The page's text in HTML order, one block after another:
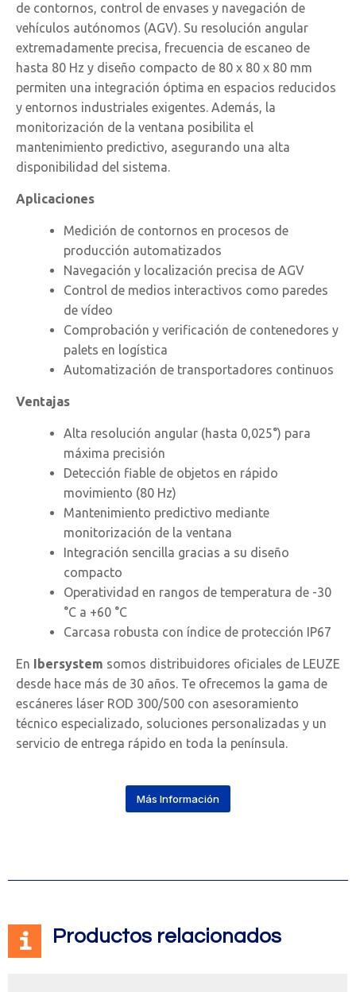
de contornos, control de envases y navegación de
vehículos autónomos (AGV). Su resolución angular
extremadamente precisa, frecuencia de escaneo de
hasta 80 Hz y diseño compacto de 80 x 80 x 80 mm
permiten una integración óptima en espacios reducidos
y entornos industriales exigentes. Además, la
monitorización de la ventana posibilita el
mantenimiento predictivo, asegurando una alta
disponibilidad del sistema.
Aplicaciones
Medición de contornos en procesos de
producción automatizados
Navegación y localización precisa de AGV
Control de medios interactivos como paredes
de vídeo
Comprobación y verificación de contenedores y
palets en logística
Automatización de transportadores continuos
Ventajas
Alta resolución angular (hasta 0,025°) para
máxima precisión
Detección fiable de objetos en rápido
movimiento (80 Hz)
Mantenimiento predictivo mediante
monitorización de la ventana
Integración sencilla gracias a su diseño
compacto
Operatividad en rangos de temperatura de -30
°C a +60 °C
Carcasa robusta con índice de protección IP67
En Ibersystem somos distribuidores oficiales de LEUZE
desde hace más de 30 años. Te ofrecemos la gama de
escáneres láser ROD 300/500 con asesoramiento
técnico especializado, soluciones personalizadas y un
servicio de entrega rápido en toda la península.
Más Información
Productos relacionados